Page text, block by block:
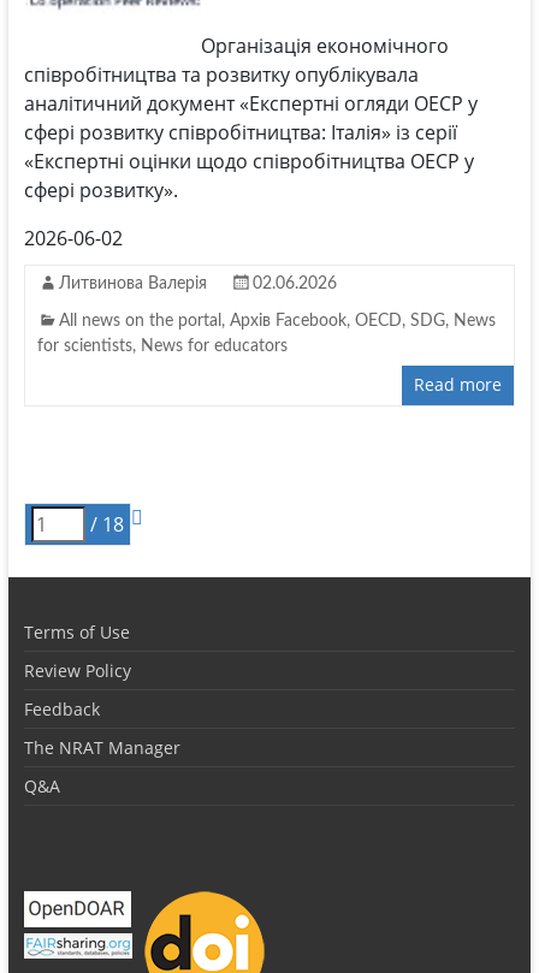
Організація економічного
співробітництва та розвитку опублікувала
аналітичний документ «Експертні огляди ОЕСР у
сфері розвитку співробітництва: Італія» із серії
«Експертні оцінки щодо співробітництва ОЕСР у
сфері розвитку».
2026-06-02
Литвинова Валерія 02.06.2026
All news on the portal , Архів Facebook, OECD, SDG, News
for scientists, News for educators
Read more
/ 18
Terms of Use
Review Policy
Feedback
The NRAT Manager
Q&A